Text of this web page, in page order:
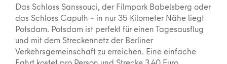
Das Schloss Sanssouci, der Filmpark Babelsberg oder
das Schloss Caputh – in nur 35 Kilometer Nähe liegt
Potsdam. Potsdam ist perfekt für einen Tagesausflug
und mit dem Streckennetz der Berliner
Verkehrsgemeinschaft zu erreichen. Eine einfache